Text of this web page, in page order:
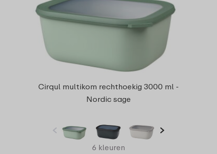
Cirqul multikom rechthoekig 3000 ml -
Nordic sage
6 kleuren